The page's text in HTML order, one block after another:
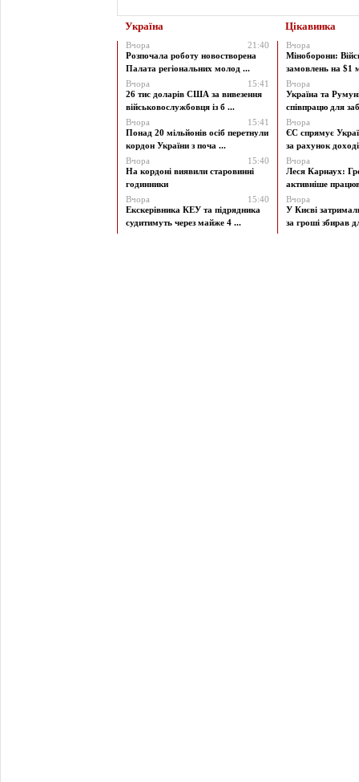
Україна Цікавинка
Вчора
21:40
Розпочала роботу новостворена
Палата регіональних молод ...
Вчора
15:41
26 тис доларів США за вивезення
військовослужбовця із б ...
Вчора
15:41
Понад 20 мільйонів осіб перетнули
кордон України з поча ...
Вчора
15:40
На кордоні виявили старовинні
годинники
Вчора
15:40
Екскерівника КЕУ та підрядника
судитимуть через майже 4 ...
Вчора
Міноборони:
замовлень на $1
Вчора
Україна та
співпрацю для
Вчора
ЄС спрямує
за рахунок
Вчора
Леся Карнаух:
активніше
Вчора
У Києві
за гроші збирав